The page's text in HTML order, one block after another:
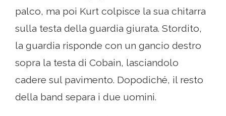
palco, ma poi Kurt colpisce la sua chitarra
sulla testa della guardia giurata. Stordito,
la guardia risponde con un gancio destro
sopra la testa di Cobain, lasciandolo
cadere sul pavimento. Dopodiché, il resto
della band separa i due uomini.